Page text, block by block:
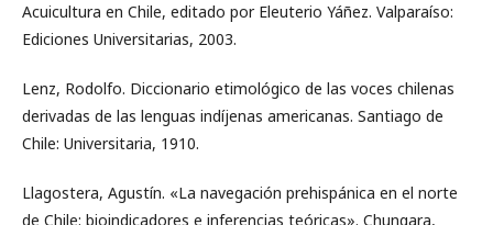
Acuicultura en Chile, editado por Eleuterio Yáñez. Valparaíso:
Ediciones Universitarias, 2003.
Lenz, Rodolfo. Diccionario etimológico de las voces chilenas
derivadas de las lenguas indíjenas americanas. Santiago de
Chile: Universitaria, 1910.
Llagostera, Agustín. «La navegación prehispánica en el norte
de Chile: bioindicadores e inferencias teóricas». Chungara,